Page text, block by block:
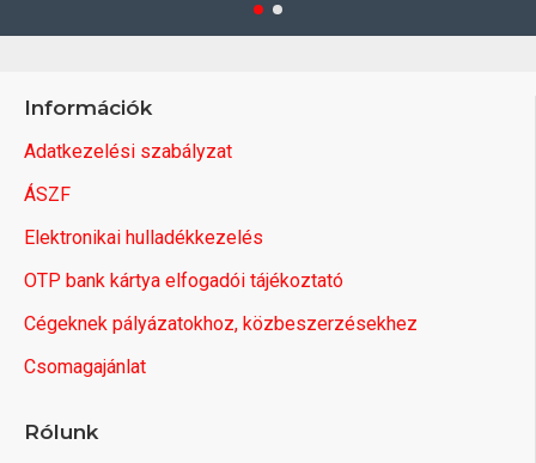
Információk
Adatkezelési szabályzat
ÁSZF
Elektronikai hulladékkezelés
OTP bank kártya elfogadói tájékoztató
Cégeknek pályázatokhoz, közbeszerzésekhez
Csomagajánlat
Rólunk